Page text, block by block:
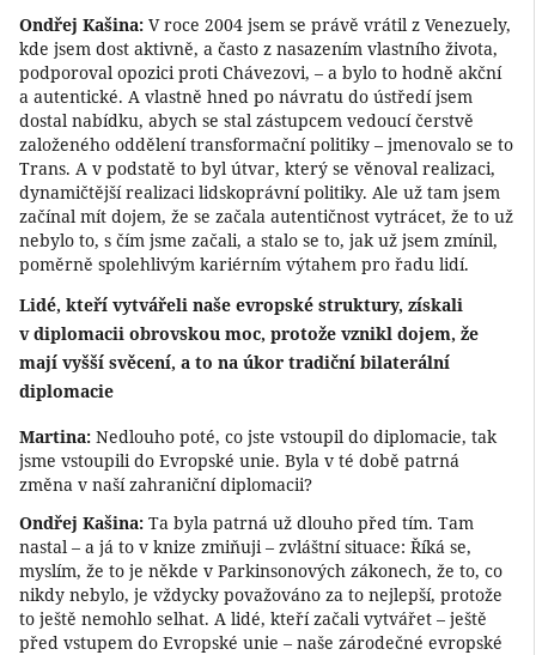
Ondřej Kašina: V roce 2004 jsem se právě vrátil z Venezuely,
kde jsem dost aktivně, a často z nasazením vlastního života,
podporoval opozici proti Chávezovi, – a bylo to hodně akční
a autentické. A vlastně hned po návratu do ústředí jsem
dostal nabídku, abych se stal zástupcem vedoucí čerstvě
založeného oddělení transformační politiky – jmenovalo se to
Trans. A v podstatě to byl útvar, který se věnoval realizaci,
dynamičtější realizaci lidskoprávní politiky. Ale už tam jsem
začínal mít dojem, že se začala autentičnost vytrácet, že to už
nebylo to, s čím jsme začali, a stalo se to, jak už jsem zmínil,
poměrně spolehlivým kariérním výtahem pro řadu lidí.
Lidé, kteří vytvářeli naše evropské struktury, získali
v diplomacii obrovskou moc, protože vznikl dojem, že
mají vyšší svěcení, a to na úkor tradiční bilaterální
diplomacie
Martina: Nedlouho poté, co jste vstoupil do diplomacie, tak
jsme vstoupili do Evropské unie. Byla v té době patrná
změna v naší zahraniční diplomacii?
Ondřej Kašina: Ta byla patrná už dlouho před tím. Tam
nastal – a já to v knize zmiňuji – zvláštní situace: Říká se,
myslím, že to je někde v Parkinsonových zákonech, že to, co
nikdy nebylo, je vždycky považováno za to nejlepší, protože
to ještě nemohlo selhat. A lidé, kteří začali vytvářet – ještě
před vstupem do Evropské unie – naše zárodečné evropské